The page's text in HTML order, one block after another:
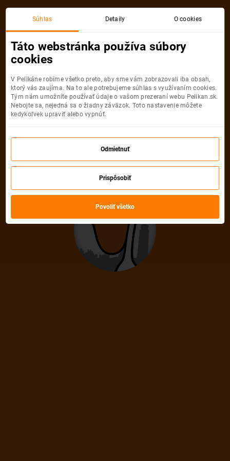
Akciová letenka
už nie je dostupná
Vybrať inú akciovú letenku
Súhlas Detaily O cookies
Táto webstránka používa súbory
cookies
V Pelikáne robíme všetko preto, aby sme vám zobrazovali iba obsah,
ktorý vás zaujíma. Na to ale potrebujeme súhlas s využívaním cookies.
Tým nám umožníte používať údaje o vašom prezeraní webu Pelikan.sk.
Nebojte sa, nejedná sa o žiadny záväzok. Toto nastavenie môžete
kedykoľvek upraviť alebo vypnúť.
Odmietnuť
Prispôsobiť
Povoliť všetko